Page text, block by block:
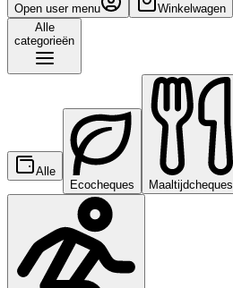
Open user menu
Winkelwagen
Alle
categorieën
Alle
Ecocheques
Maaltijdcheques